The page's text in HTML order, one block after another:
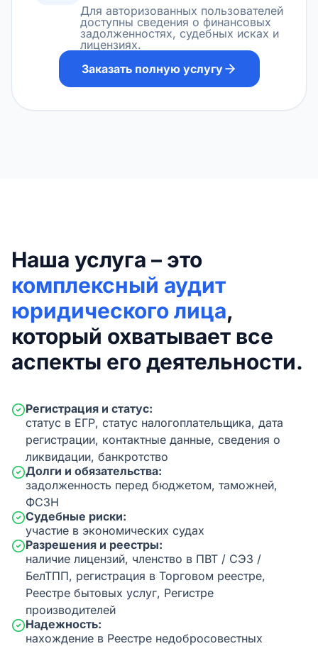
Для авторизованных пользователей
доступны сведения о финансовых
задолженностях, судебных исках и
лицензиях.
Заказать полную услугу
Наша услуга – это
комплексный аудит
юридического лица,
который охватывает все
аспекты его деятельности.
Регистрация и статус:
статус в ЕГР, статус налогоплательщика, дата
регистрации, контактные данные, сведения о
ликвидации, банкротство
Долги и обязательства:
задолженность перед бюджетом, таможней,
ФСЗН
Судебные риски:
участие в экономических судах
Разрешения и реестры:
наличие лицензий, членство в ПВТ / СЭЗ /
БелТПП, регистрация в Торговом реестре,
Реестре бытовых услуг, Регистре
производителей
Надежность:
нахождение в Реестре недобросовестных